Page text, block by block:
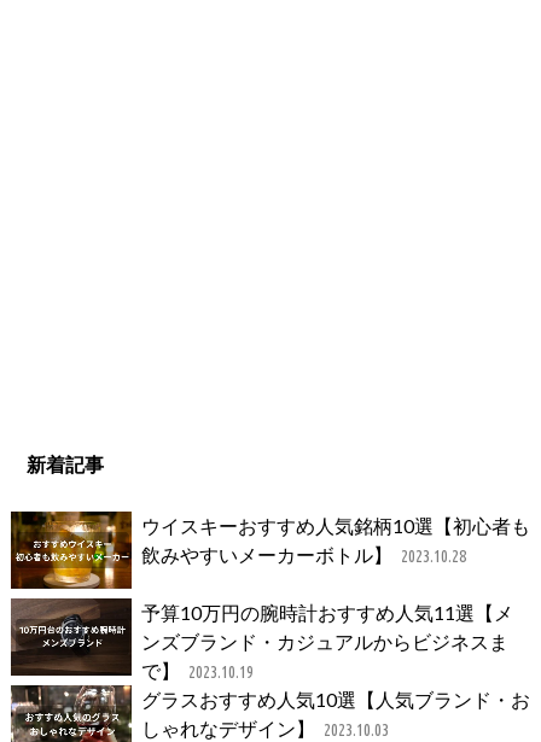
新着記事
ウイスキーおすすめ人気銘柄10選【初心者も
飲みやすいメーカーボトル】
2023.10.28
予算10万円の腕時計おすすめ人気11選【メ
ンズブランド・カジュアルからビジネスま
で】
2023.10.19
グラスおすすめ人気10選【人気ブランド・お
しゃれなデザイン】
2023.10.03